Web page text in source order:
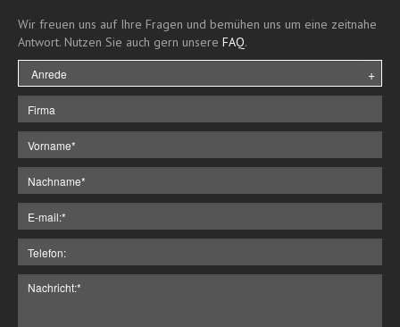
Wir freuen uns auf Ihre Fragen und bemühen uns um eine zeitnahe
Antwort. Nutzen Sie auch gern unsere FAQ.